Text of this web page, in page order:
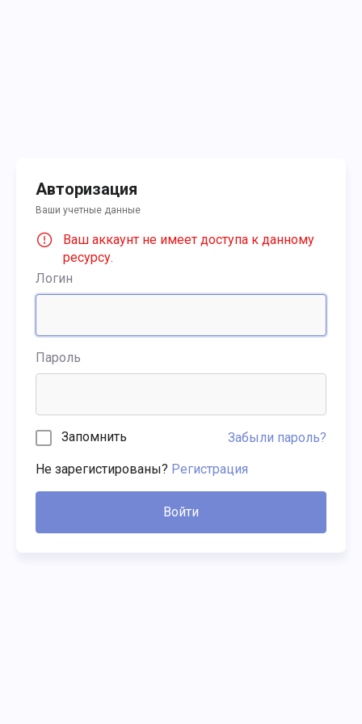
Авторизация
Ваши учетные данные
Ваш аккаунт не имеет доступа к данному
ресурсу.
Логин
Пароль
Запомнить Забыли пароль?
Не зарегистированы? Регистрация